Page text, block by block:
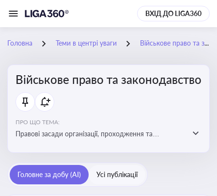
ВХІД ДО LIGA360
Головна Теми в центрі уваги Військове право та законодавство
Військове право та законодавство
ПРО ЩО ТЕМА:
Правові засади організації, проходження та
військовослужбовців у воєнний час
Головне за добу (AI) Усі публікації